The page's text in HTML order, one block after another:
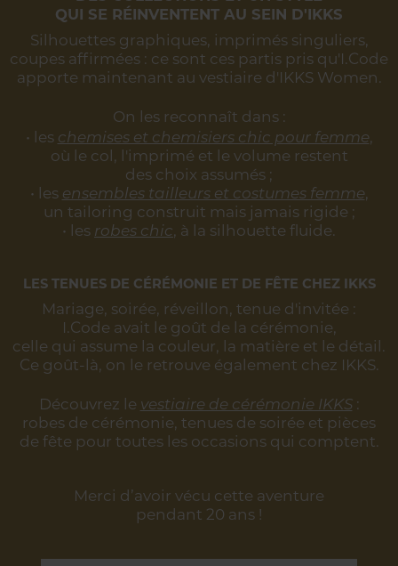
QUI SE RÉINVENTENT AU SEIN D'IKKS
Silhouettes graphiques, imprimés singuliers,
coupes affirmées : ce sont ces partis pris qu'I.Code
apporte maintenant au vestiaire d'IKKS Women.
On les reconnaît dans :
• les chemises et chemisiers chic pour femme,
où le col, l'imprimé et le volume restent
des choix assumés ;
• les ensembles tailleurs et costumes femme,
un tailoring construit mais jamais rigide ;
• les robes chic, à la silhouette fluide.
LES TENUES DE CÉRÉMONIE ET DE FÊTE CHEZ IKKS
Mariage, soirée, réveillon, tenue d'invitée :
I.Code avait le goût de la cérémonie,
celle qui assume la couleur, la matière et le détail.
Ce goût-là, on le retrouve également chez IKKS.
Découvrez le vestiaire de cérémonie IKKS:
robes de cérémonie, tenues de soirée et pièces
de fête pour toutes les occasions qui comptent.
Merci d’avoir vécu cette aventure
pendant 20 ans !